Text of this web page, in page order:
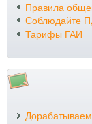
Правила
Соблюдайте
Тарифы ГАИ